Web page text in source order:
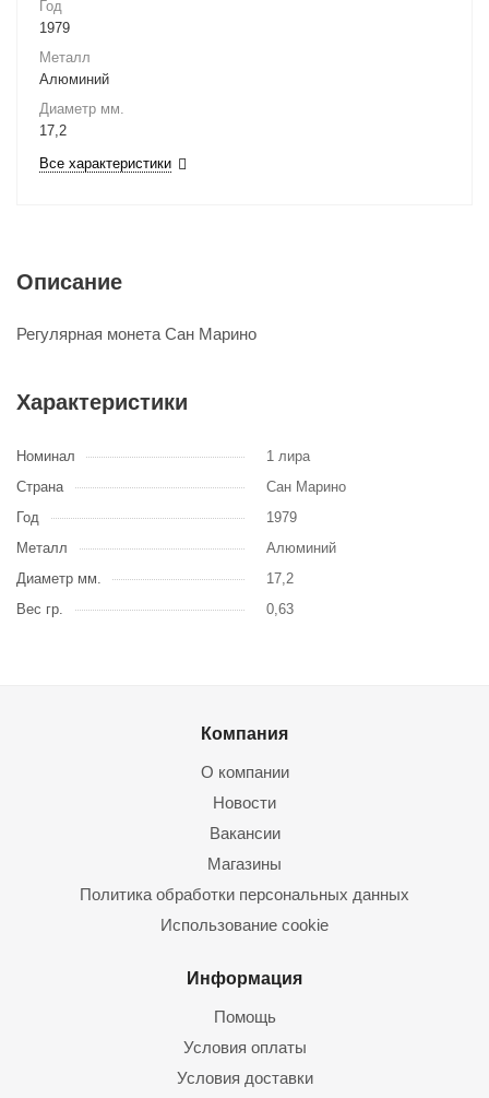
Год
1979
Металл
Алюминий
Диаметр мм.
17,2
Все характеристики
Описание
Регулярная монета Сан Марино
Характеристики
Номинал
1 лира
Страна
Сан Марино
Год
1979
Металл
Алюминий
Диаметр мм.
17,2
Вес гр.
0,63
Компания
О компании
Новости
Вакансии
Магазины
Политика обработки персональных данных
Использование cookie
Информация
Помощь
Условия оплаты
Условия доставки